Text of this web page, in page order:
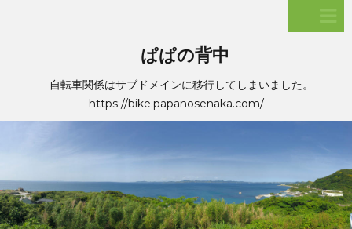
ぱぱの背中
自転車関係はサブドメインに移行してしまいました。
https://bike.papanosenaka.com/